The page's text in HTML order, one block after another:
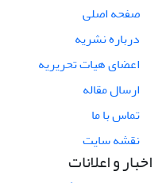
صفحه اصلی
درباره نشریه
اعضای هیات تحریریه
ارسال مقاله
تماس با ما
نقشه سایت
اخبار و اعلانات